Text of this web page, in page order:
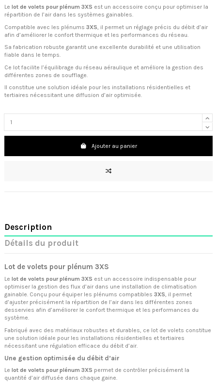
Le lot de volets pour plénum 3XS est un accessoire conçu pour optimiser la
répartition de l’air dans les systèmes gainables.
Compatible avec les plénums 3XS , il permet un réglage précis du débit d’air
afin d’améliorer le confort thermique et les performances du réseau.
Sa fabrication robuste garantit une excellente durabilité et une utilisation
fiable dans le temps.
Ce lot facilite l’équilibrage du réseau aéraulique et améliore la gestion des
différentes zones de soufflage.
Il constitue une solution idéale pour les installations résidentielles et
tertiaires nécessitant une diffusion d’air optimisée.
Ajouter au panier
Description
Détails du produit
Lot de volets pour plénum 3XS
Le lot de volets pour plénum 3XS est un accessoire indispensable pour
optimiser la gestion des flux d’air dans une installation de climatisation
gainable. Conçu pour équiper les plénums compatibles 3XS, il permet
d’ajuster précisément la répartition de l’air dans les différentes zones
desservies afin d’améliorer le confort thermique et les performances du
système.
Fabriqué avec des matériaux robustes et durables, ce lot de volets constitue
une solution idéale pour les installations résidentielles et tertiaires
nécessitant une régulation efficace du débit d’air.
Une gestion optimisée du débit d’air
Le lot de volets pour plénum 3XS permet de contrôler précisément la
quantité d’air diffusée dans chaque gaine.